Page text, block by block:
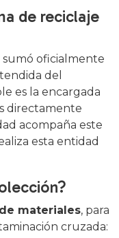
de reciclaje
sumó oficialmente
del
es la encargada
directamente
acompaña este
esta entidad
materiales, para
cruzada: